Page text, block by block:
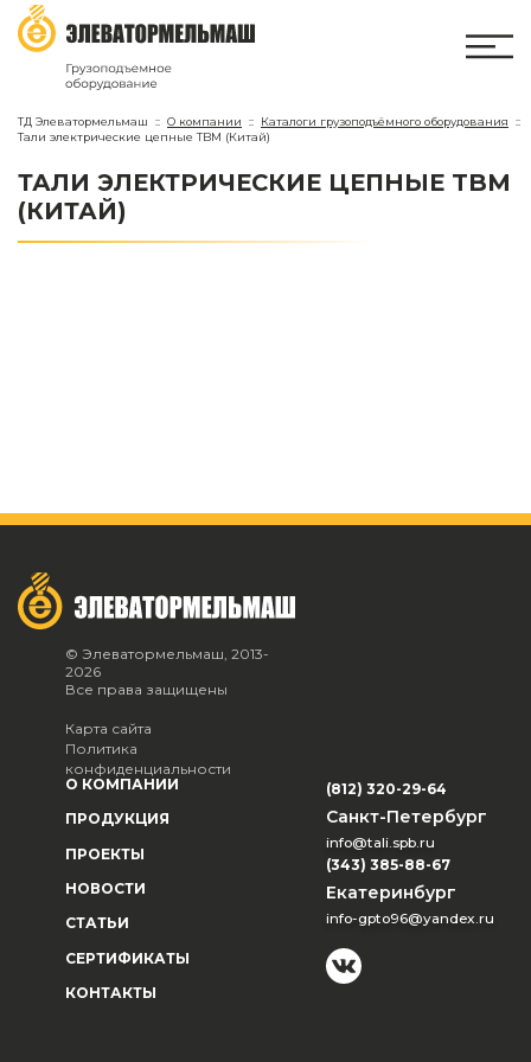
ТД Элеватормельмаш О компании
Каталоги грузоподъёмного оборудования
Тали электрические цепные TBM (Китай)
ТАЛИ ЭЛЕКТРИЧЕСКИЕ ЦЕПНЫЕ TBM
(КИТАЙ)
© Элеватормельмаш, 2013-
2026
Все права защищены
Карта сайта
Политика
конфиденциальности
О КОМПАНИИ
ПРОДУКЦИЯ
ПРОЕКТЫ
НОВОСТИ
СТАТЬИ
СЕРТИФИКАТЫ
КОНТАКТЫ
(812) 320-29-64
Санкт-Петербург
info@tali.spb.ru
(343) 385-88-67
Екатеринбург
info-gpto96@yandex.ru